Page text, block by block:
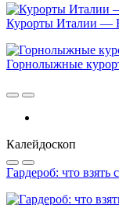
Курорты Италии —
Горнолыжные
Калейдоскоп
Гардероб: что